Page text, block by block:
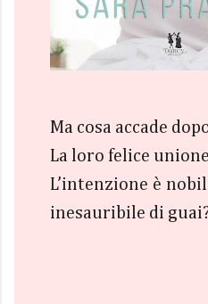
Ma cosa accade
La loro felice
L’intenzione è
inesauribile di